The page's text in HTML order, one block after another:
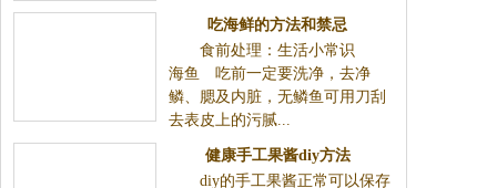
吃海鲜的方法和禁忌
食前处理：生活小常识
海鱼 吃前一定要洗净，去净
鳞、腮及内脏，无鳞鱼可用刀刮
去表皮上的污腻...
健康手工果酱diy方法
diy的手工果酱正常可以保存